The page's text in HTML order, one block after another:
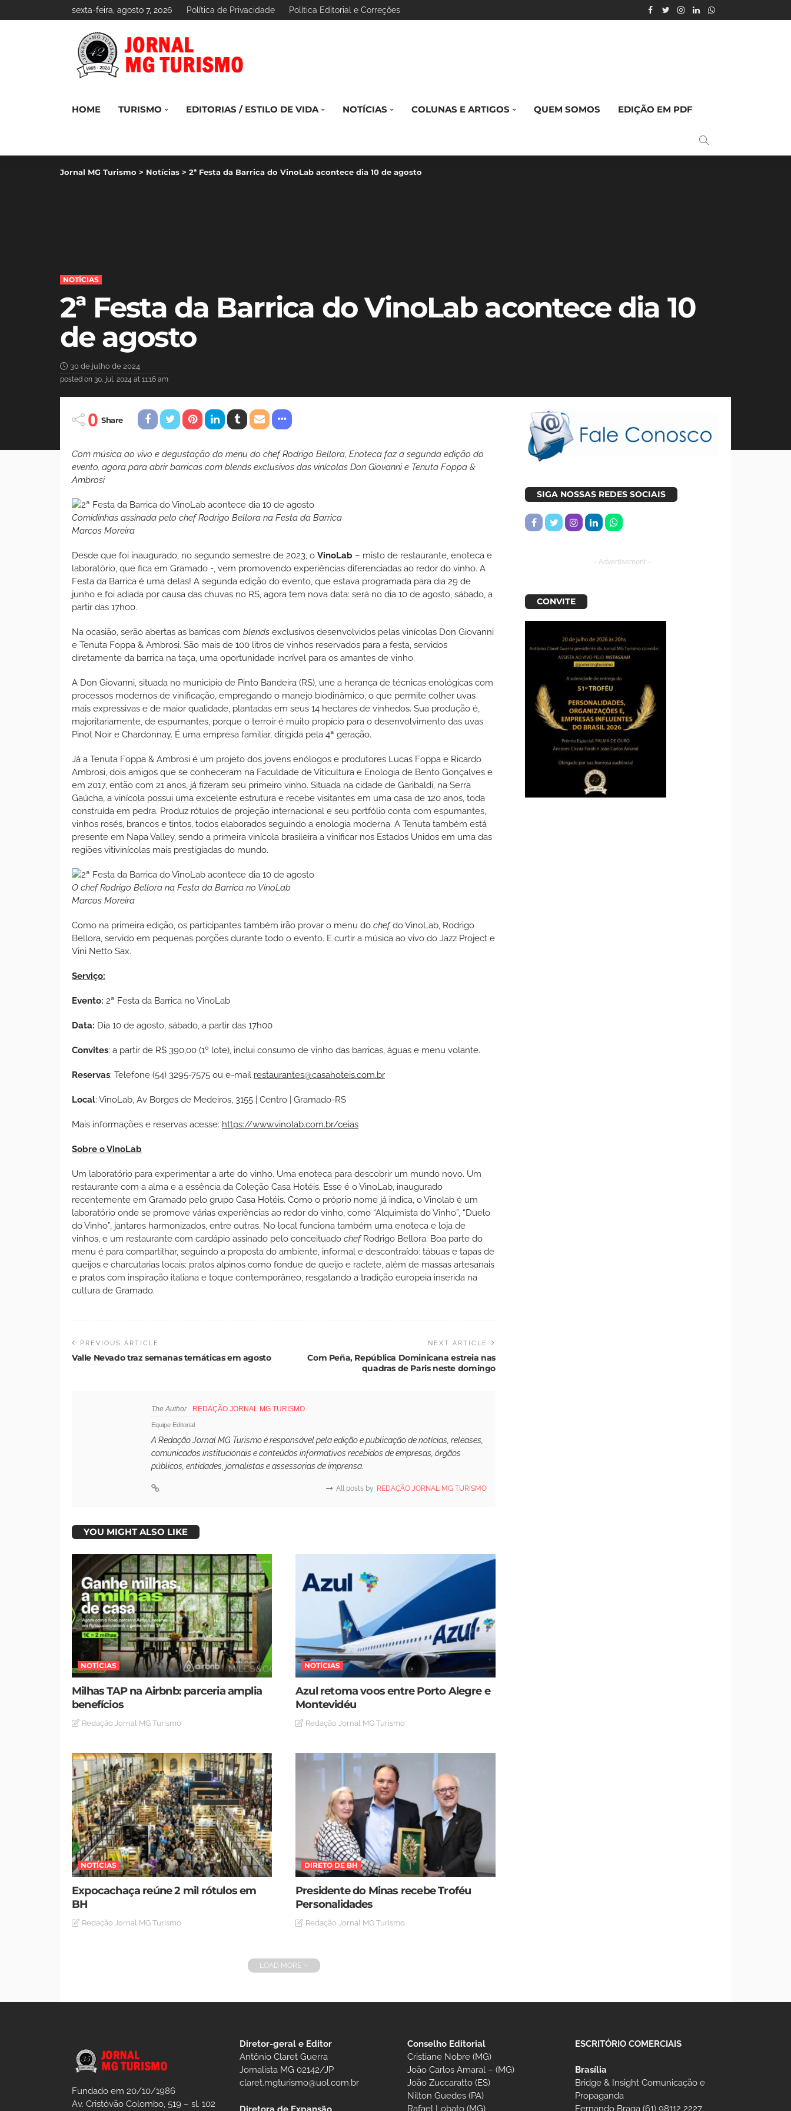
sexta-feira, agosto 7, 2026 Política de Privacidade Política Editorial e Correções
HOME TURISMO EDITORIAS / ESTILO DE VIDA NOTÍCIAS COLUNAS E ARTIGOS QUEM SOMOS EDIÇÃO EM PDF
Jornal MG Turismo > Notícias > 2ª Festa da Barrica do VinoLab acontece dia 10 de agosto
NOTÍCIAS
2ª Festa da Barrica do VinoLab acontece dia 10
de agosto
30 de julho de 2024
posted on 30, jul, 2024 at 11:16 am
0 Share
Com música ao vivo e degustação do menu do chef Rodrigo Bellora, Enoteca faz a segunda edição do
evento, agora para abrir barricas com blends exclusivos das vinícolas Don Giovanni e Tenuta Foppa &
Ambrosi
Comidinhas assinada pelo chef Rodrigo Bellora na Festa da Barrica
Marcos Moreira
Desde que foi inaugurado, no segundo semestre de 2023, o VinoLab – misto de restaurante, enoteca e
laboratório, que fica em Gramado -, vem promovendo experiências diferenciadas ao redor do vinho. A
Festa da Barrica é uma delas! A segunda edição do evento, que estava programada para dia 29 de
junho e foi adiada por causa das chuvas no RS, agora tem nova data: será no dia 10 de agosto, sábado, a
partir das 17h00.
Na ocasião, serão abertas as barricas com blends exclusivos desenvolvidos pelas vinícolas Don Giovanni
e Tenuta Foppa & Ambrosi. São mais de 100 litros de vinhos reservados para a festa, servidos
diretamente da barrica na taça, uma oportunidade incrível para os amantes de vinho.
A Don Giovanni, situada no município de Pinto Bandeira (RS), une a herança de técnicas enológicas com
processos modernos de vinificação, empregando o manejo biodinâmico, o que permite colher uvas
mais expressivas e de maior qualidade, plantadas em seus 14 hectares de vinhedos. Sua produção é,
majoritariamente, de espumantes, porque o terroir é muito propício para o desenvolvimento das uvas
Pinot Noir e Chardonnay. É uma empresa familiar, dirigida pela 4ª geração.
Já a Tenuta Foppa & Ambrosi é um projeto dos jovens enólogos e produtores Lucas Foppa e Ricardo
Ambrosi, dois amigos que se conheceram na Faculdade de Viticultura e Enologia de Bento Gonçalves e
em 2017, então com 21 anos, já fizeram seu primeiro vinho. Situada na cidade de Garibaldi, na Serra
Gaúcha, a vinícola possui uma excelente estrutura e recebe visitantes em uma casa de 120 anos, toda
construída em pedra. Produz rótulos de projeção internacional e seu portfólio conta com espumantes,
vinhos rosés, brancos e tintos, todos elaborados seguindo a enologia moderna. A Tenuta também está
presente em Napa Valley, sendo a primeira vinícola brasileira a vinificar nos Estados Unidos em uma das
regiões vitivinícolas mais prestigiadas do mundo.
O chef Rodrigo Bellora na Festa da Barrica no VinoLab
Marcos Moreira
Como na primeira edição, os participantes também irão provar o menu do chefdo VinoLab, Rodrigo
Bellora, servido em pequenas porções durante todo o evento. E curtir a música ao vivo do Jazz Project e
Vini Netto Sax.
Serviço:
Evento: 2ª Festa da Barrica no VinoLab
Data: Dia 10 de agosto, sábado, a partir das 17h00
Convites: a partir de R$ 390,00 (1º lote), inclui consumo de vinho das barricas, águas e menu volante.
Reservas: Telefone (54) 3295-7575 ou e-mail restaurantes@casahoteis.com.br
Local: VinoLab, Av Borges de Medeiros, 3155 | Centro | Gramado-RS
Mais informações e reservas acesse: https://www.vinolab.com.br/ceias
Sobre o VinoLab
Um laboratório para experimentar a arte do vinho. Uma enoteca para descobrir um mundo novo. Um
restaurante com a alma e a essência da Coleção Casa Hotéis. Esse é o VinoLab, inaugurado
recentemente em Gramado pelo grupo Casa Hotéis. Como o próprio nome já indica, o Vinolab é um
laboratório onde se promove várias experiências ao redor do vinho, como “Alquimista do Vinho”, “Duelo
do Vinho”, jantares harmonizados, entre outras. No local funciona também uma enoteca e loja de
vinhos, e um restaurante com cardápio assinado pelo conceituado chefRodrigo Bellora. Boa parte do
menu é para compartilhar, seguindo a proposta do ambiente, informal e descontraído: tábuas e tapas de
queijos e charcutarias locais; pratos alpinos como fondue de queijo e raclete, além de massas artesanais
e pratos com inspiração italiana e toque contemporâneo, resgatando a tradição europeia inserida na
cultura de Gramado.
PREVIOUS ARTICLE
Valle Nevado traz semanas temáticas em agosto
NEXT ARTICLE
Com Peña, República Dominicana estreia nas
quadras de Paris neste domingo
The Author REDAÇÃO JORNAL MG TURISMO
Equipe Editorial
A Redação Jornal MG Turismo é responsável pela edição e publicação de notícias, releases,
comunicados institucionais e conteúdos informativos recebidos de empresas, órgãos
públicos, entidades, jornalistas e assessorias de imprensa.
All posts by REDAÇÃO JORNAL MG TURISMO
YOU MIGHT ALSO LIKE
NOTÍCIAS
Milhas TAP na Airbnb: parceria amplia
benefícios
Redação Jornal MG Turismo
NOTÍCIAS
Azul retoma voos entre Porto Alegre e
Montevidéu
Redação Jornal MG Turismo
NOTÍCIAS
Expocachaça reúne 2 mil rótulos em
BH
Redação Jornal MG Turismo
DIRETO DE BH
Presidente do Minas recebe Troféu
Personalidades
Redação Jornal MG Turismo
LOAD MORE
SIGA NOSSAS REDES SOCIAIS
- Advertisement -
CONVITE
Fundado em 20/10/1986
Av. Cristóvão Colombo, 519 – sl. 102
Diretor-geral e Editor
Antônio Claret Guerra
Jornalista MG 02142/JP
claret.mgturismo@uol.com.br
Conselho Editorial
Cristiane Nobre (MG)
João Carlos Amaral – (MG)
João Zuccaratto (ES)
Nilton Guedes (PA)
Rafael Lobato (MG)
ESCRITÓRIO COMERCIAIS
Brasília
Bridge & Insight Comunicação e
Propaganda
Fernando Braga (61) 98112 2227